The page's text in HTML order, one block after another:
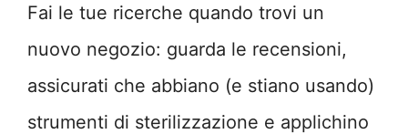
Fai le tue ricerche quando trovi un
nuovo negozio: guarda le recensioni,
assicurati che abbiano (e stiano usando)
strumenti di sterilizzazione e applichino